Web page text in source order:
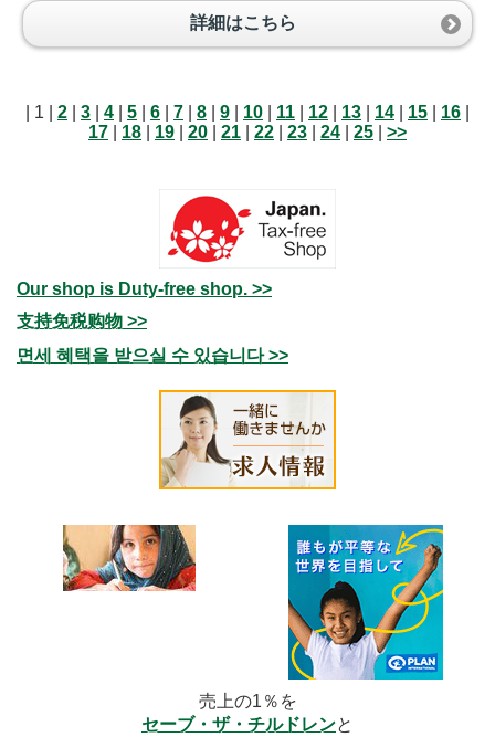
詳細はこちら
| 1 | 2 3 4 5 6 7 8 9 10 11 12 13 14 15 16
17
18 19 20 21 22 23 24 25 >>
Our shop is Duty-free shop. >>
支持免税购物 >>
면세 혜택을 받으실 수 있습니다 >>
売上の1％を
セーブ・ザ・チルドレンと